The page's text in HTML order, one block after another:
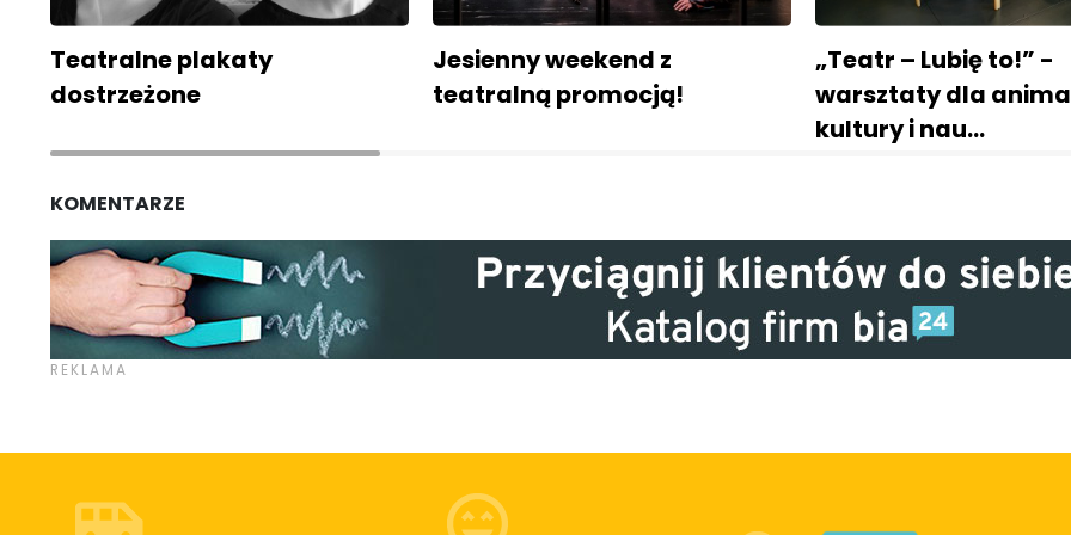
Teatralne plakaty
dostrzeżone
Jesienny weekend z
teatralną promocją!
„Teatr – Lubię to!” -
warsztaty dla
kultury i nau…
KOMENTARZE